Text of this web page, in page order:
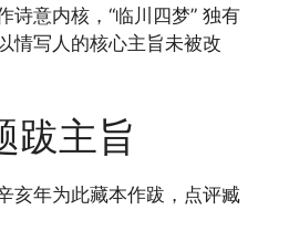
诗意内核，“临川四梦” 独有
情写人的核心主旨未被改
跋主旨
亥年为此藏本作跋，点评臧